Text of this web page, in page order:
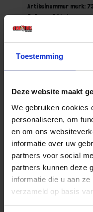
Toestemming
Deze website maakt
We gebruiken cookies
personaliseren, om
en om ons
informatie over uw
partners voor social
partners kunnen deze
informatie die u aan
verzameld op basis
Artikelnummer merk:
€ 1,38 incl.
Prijs per 1 Stuk
-
Bestel nu!